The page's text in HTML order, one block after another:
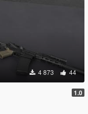
4 873 44
1.0